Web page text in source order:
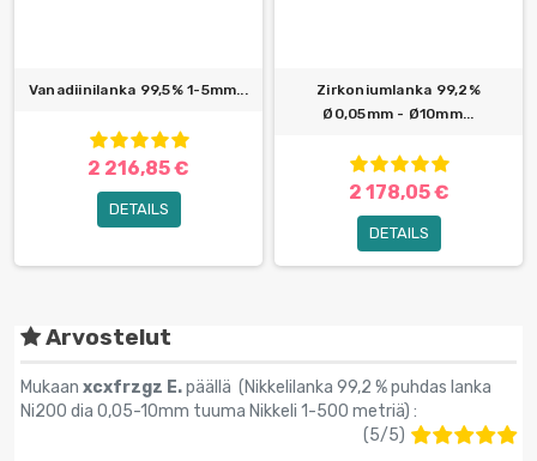
Vanadiinilanka 99,5% 1-5mm...
2 216,85 €
DETAILS
Zirkoniumlanka 99,2%
Ø0,05mm - Ø10mm...
2 178,05 €
DETAILS
Arvostelut
Mukaan xcxfrzgz E.päällä (Nikkelilanka 99,2 % puhdas lanka
Ni200 dia 0,05-10mm tuuma Nikkeli 1-500 metriä) :
(5/5)